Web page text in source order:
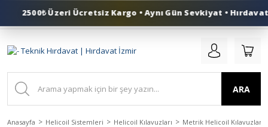
0 (553) 324 41 50
ARA
Anasayfa Helicoil Sistemleri Helicoil Kılavuzları Metrik Helicoil Kılavuzlar
2500₺ Üzeri Ücretsiz Kargo • Aynı Gün Sevkiyat •